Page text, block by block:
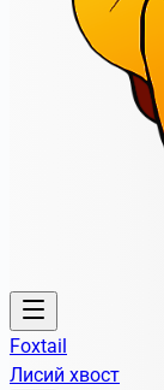
Foxtail
Лисий хвост